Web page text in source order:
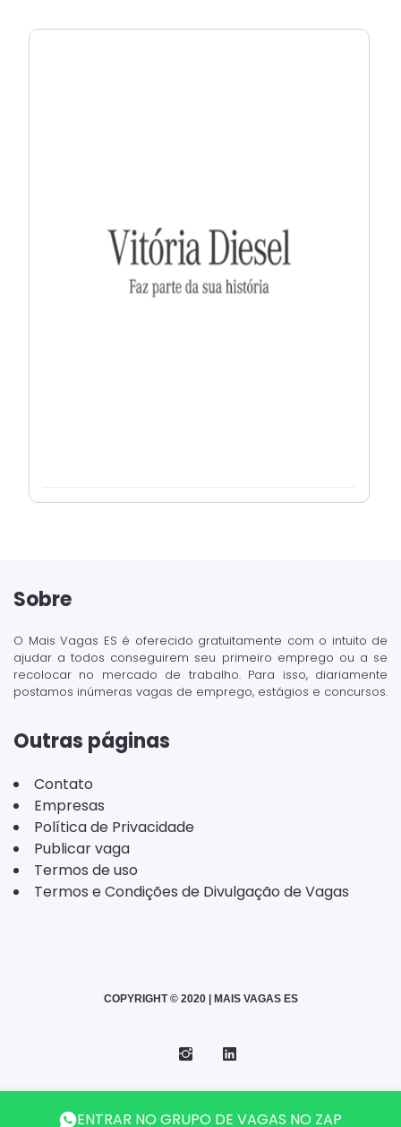
Sobre
O Mais Vagas ES é oferecido gratuitamente com o intuito de
ajudar a todos conseguirem seu primeiro emprego ou a se
recolocar no mercado de trabalho. Para isso, diariamente
postamos inúmeras vagas de emprego, estágios e concursos.
Outras páginas
Contato
Empresas
Política de Privacidade
Publicar vaga
Termos de uso
Termos e Condições de Divulgação de Vagas
COPYRIGHT © 2020 | MAIS VAGAS ES
Instagram
Telegram
LinkedIn
ENTRAR NO GRUPO DE VAGAS NO ZAP